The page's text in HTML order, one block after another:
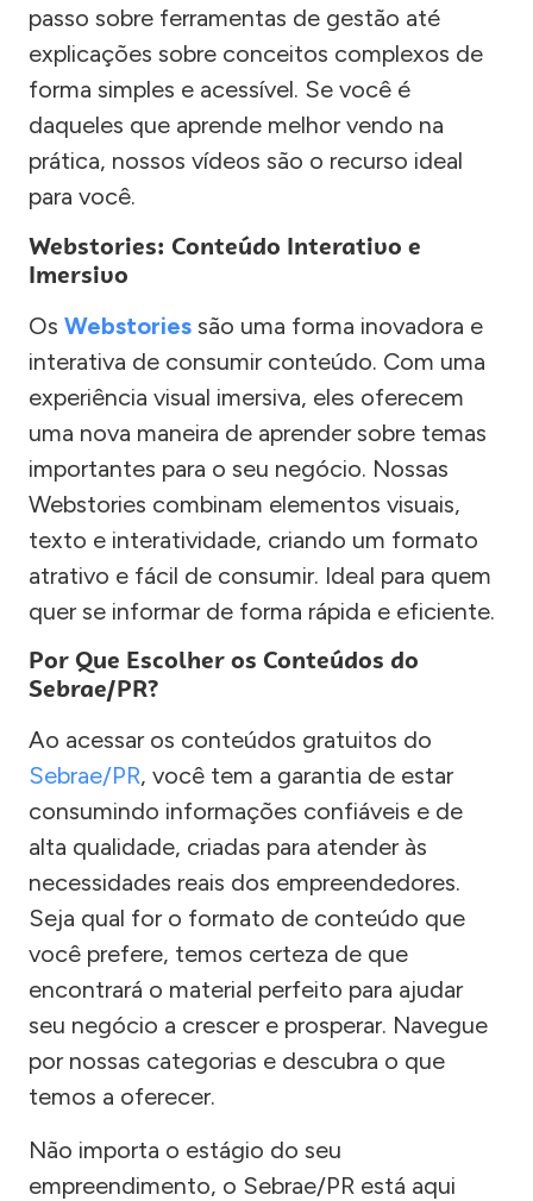
passo sobre ferramentas de gestão até
explicações sobre conceitos complexos de
forma simples e acessível. Se você é
daqueles que aprende melhor vendo na
prática, nossos vídeos são o recurso ideal
para você.
Webstories: Conteúdo Interativo e
Imersivo
Os Webstories são uma forma inovadora e
interativa de consumir conteúdo. Com uma
experiência visual imersiva, eles oferecem
uma nova maneira de aprender sobre temas
importantes para o seu negócio. Nossas
Webstories combinam elementos visuais,
texto e interatividade, criando um formato
atrativo e fácil de consumir. Ideal para quem
quer se informar de forma rápida e eficiente.
Por Que Escolher os Conteúdos do
Sebrae/PR?
Ao acessar os conteúdos gratuitos do
Sebrae/PR, você tem a garantia de estar
consumindo informações confiáveis e de
alta qualidade, criadas para atender às
necessidades reais dos empreendedores.
Seja qual for o formato de conteúdo que
você prefere, temos certeza de que
encontrará o material perfeito para ajudar
seu negócio a crescer e prosperar. Navegue
por nossas categorias e descubra o que
temos a oferecer.
Não importa o estágio do seu
empreendimento, o Sebrae/PR está aqui